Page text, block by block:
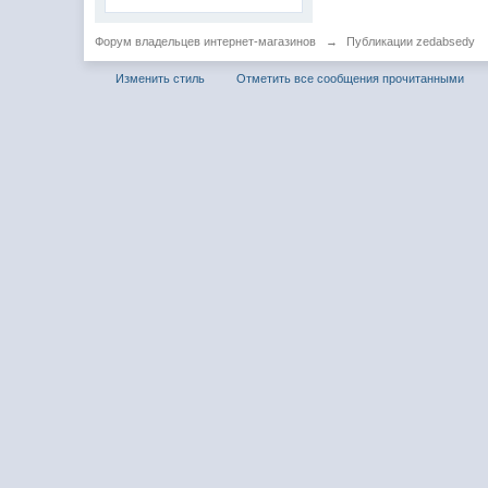
Форум владельцев интернет-магазинов → Публикации zedabsedy
Изменить стиль Отметить все сообщения прочитанными